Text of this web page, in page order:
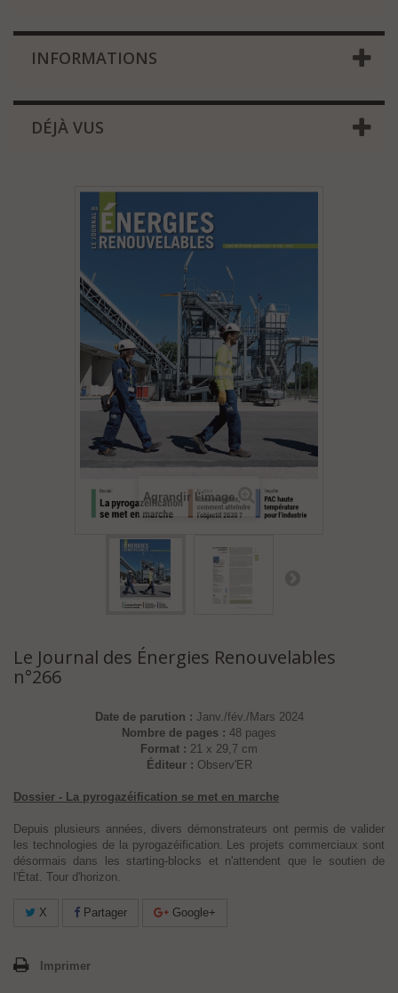
INFORMATIONS
DÉJÀ VUS
Agrandir l'image
Le Journal des Énergies Renouvelables
n°266
Date de parution : Janv./fév./Mars 2024
Nombre de pages : 48 pages
Format : 21 x 29,7 cm
Éditeur : Observ'ER
Dossier - La pyrogazéification se met en marche
Depuis plusieurs années, divers démonstrateurs ont permis de valider
les technologies de la pyrogazéification. Les projets commerciaux sont
désormais dans les starting-blocks et n'attendent que le soutien de
l'État. Tour d'horizon.
X Partager Google+
Imprimer